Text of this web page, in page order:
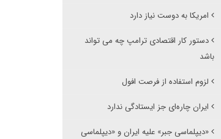
امریکا به دوست نیاز دارد
دستور کار اقتصادی ترامپ چه می تواند
باشد
لزوم استفاده از فرصت افول
ایران چاره‌ای جز ایستادگی ندارد
«دیپلماسی جبر» علیه ایران و «دیپلماسی